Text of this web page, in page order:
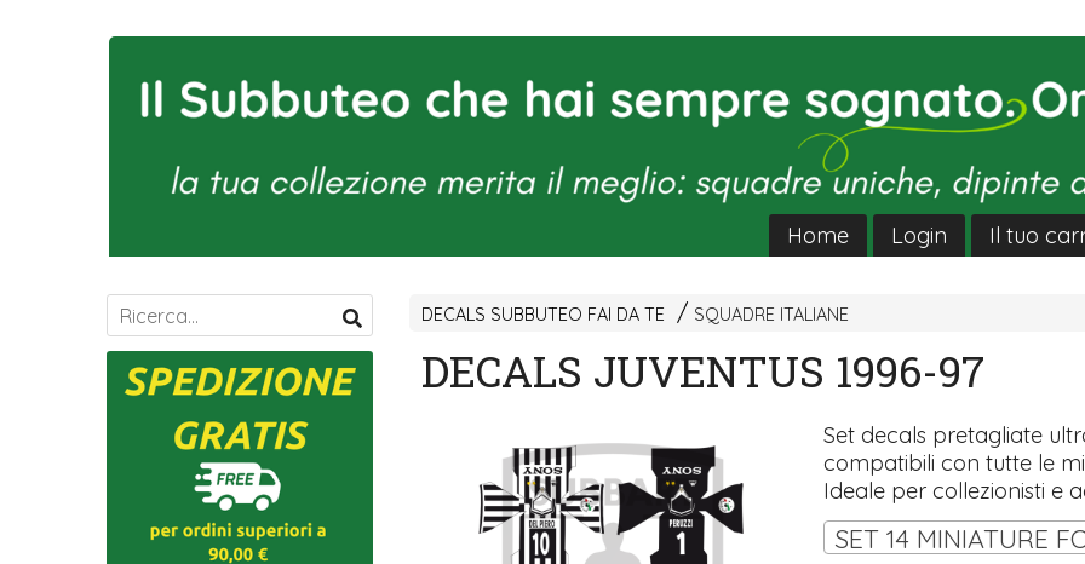
Home Login Il tuo
DECALS SUBBUTEO FAI DA TE SQUADRE ITALIANE
DECALS JUVENTUS 1996-97
Set decals pretagliate
compatibili con tutte le
Ideale per collezionisti e